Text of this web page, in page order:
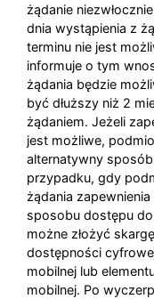
żądanie
dnia wystąpienia z
terminu nie jest
informuje o tym
żądania będzie
być dłuższy niż 2
żądaniem. Jeżeli
jest możliwe,
alternatywny
przypadku, gdy
żądania
sposobu dostępu
możne złożyć
dostępności
mobilnej lub
mobilnej. Po